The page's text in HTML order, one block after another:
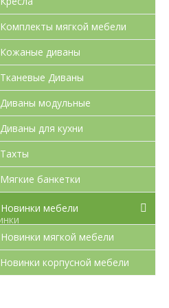
Комплекты мягкой мебели
Кожаные диваны
Тканевые Диваны
Диваны модульные
Диваны для кухни
Тахты
Мягкие банкетки
Новинки мебели
Новинки мягкой мебели
Новинки корпусной мебели